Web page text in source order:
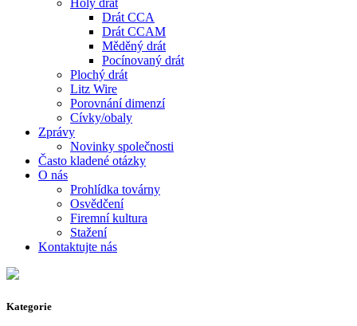
Holý drát
Drát CCA
Drát CCAM
Měděný drát
Pocínovaný drát
Plochý drát
Litz Wire
Porovnání dimenzí
Cívky/obaly
Zprávy
Novinky společnosti
Často kladené otázky
O nás
Prohlídka továrny
Osvědčení
Firemní kultura
Stažení
Kontaktujte nás
Kategorie